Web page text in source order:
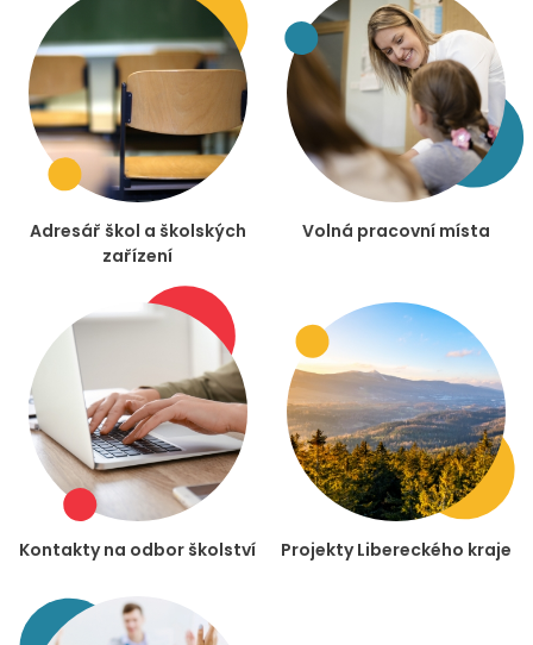
Adresář škol a školských
zařízení
Volná pracovní místa
Kontakty na odbor školství Projekty Libereckého kraje